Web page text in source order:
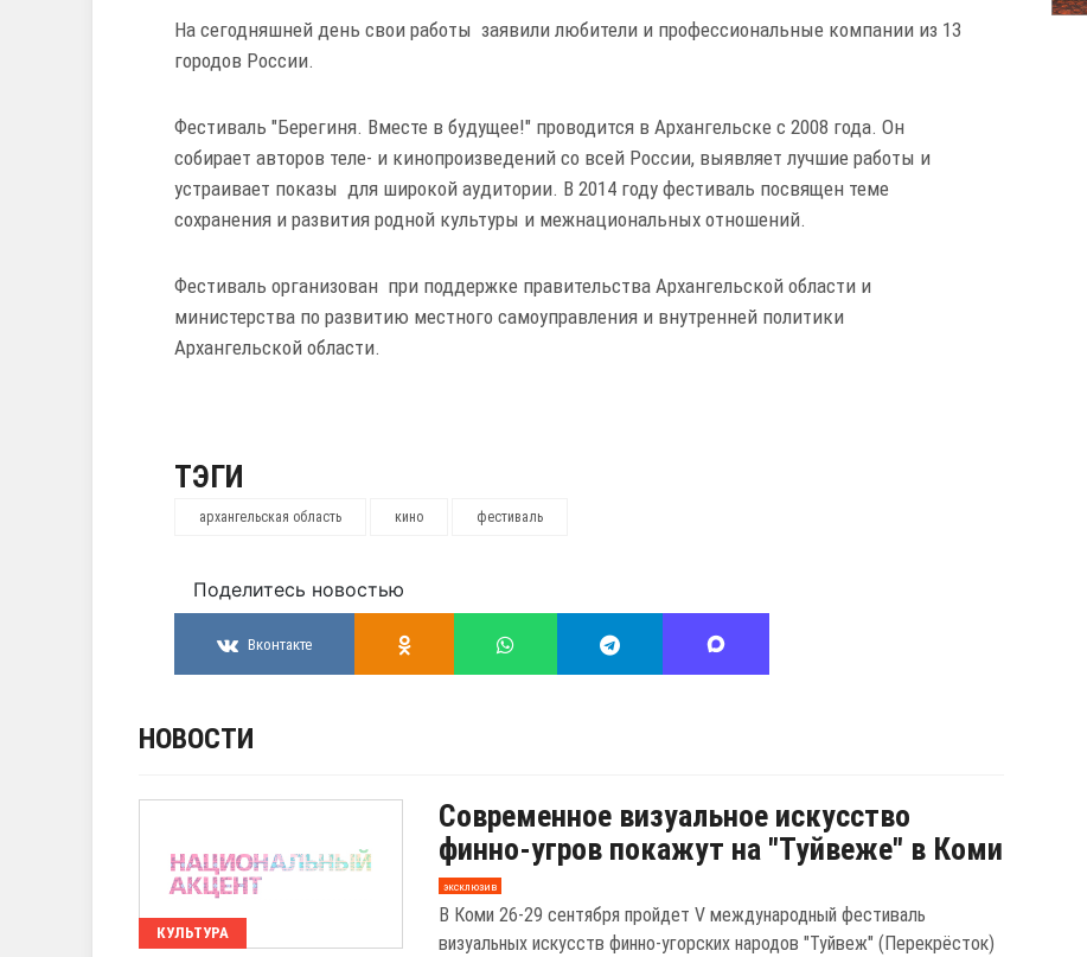
На сегодняшней день свои работы заявили любители и профессиональные компании из 13
городов России.
Фестиваль "Берегиня. Вместе в будущее!" проводится в Архангельске с 2008 года. Он
собирает авторов теле- и кинопроизведений со всей России, выявляет лучшие работы и
устраивает показы для широкой аудитории. В 2014 году фестиваль посвящен теме
сохранения и развития родной культуры и межнациональных отношений.
Фестиваль организован при поддержке правительства Архангельской области и
министерства по развитию местного самоуправления и внутренней политики
Архангельской области.
ТЭГИ
архангельская область кино фестиваль
Поделитесь новостью
Вконтакте
НОВОСТИ
КУЛЬТУРА
Современное визуальное искусство
финно-угров покажут на "Туйвеже" в Коми
эксклюзив
В Коми 26-29 сентября пройдет V международный фестиваль
визуальных искусств финно-угорских народов "Туйвеж" (Перекрёсток)